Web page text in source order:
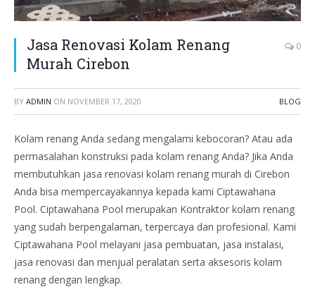
Jasa Renovasi Kolam Renang
Murah Cirebon
0
BY ADMIN ON NOVEMBER 17, 2020 BLOG
Kolam renang Anda sedang mengalami kebocoran? Atau ada
permasalahan konstruksi pada kolam renang Anda? Jika Anda
membutuhkan jasa renovasi kolam renang murah di Cirebon
Anda bisa mempercayakannya kepada kami Ciptawahana
Pool. Ciptawahana Pool merupakan Kontraktor kolam renang
yang sudah berpengalaman, terpercaya dan profesional. Kami
Ciptawahana Pool melayani jasa pembuatan, jasa instalasi,
jasa renovasi dan menjual peralatan serta aksesoris kolam
renang dengan lengkap.